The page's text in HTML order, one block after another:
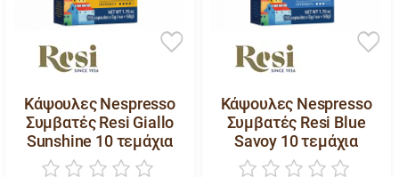
Κάψουλες Nespresso
Συμβατές Resi Giallo
Sunshine 10 τεμάχια
Κάψουλες Nespresso
Συμβατές Resi Blue
Savoy 10 τεμάχια